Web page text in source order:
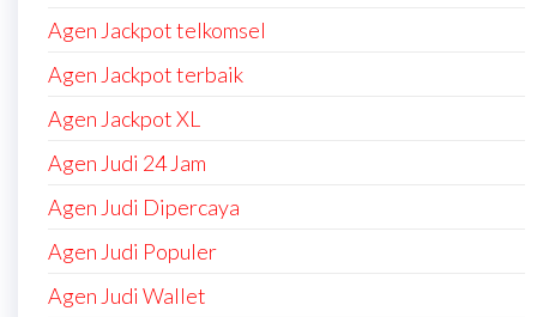
Agen Jackpot telkomsel
Agen Jackpot terbaik
Agen Jackpot XL
Agen Judi 24 Jam
Agen Judi Dipercaya
Agen Judi Populer
Agen Judi Wallet